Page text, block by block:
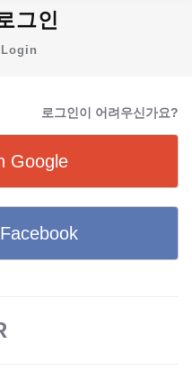
그인
Login
로그인이 어려우신가요?
Google